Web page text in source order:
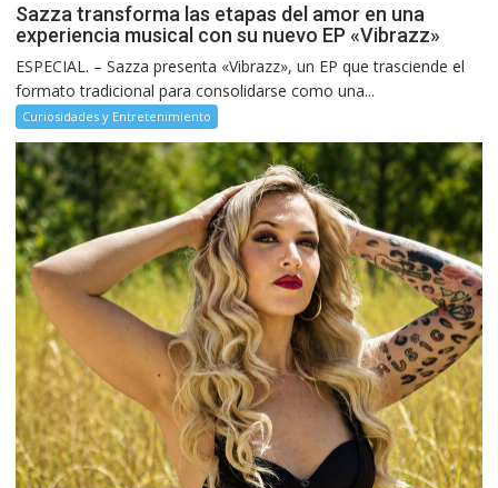
Sazza transforma las etapas del amor en una
experiencia musical con su nuevo EP «Vibrazz»
ESPECIAL. – Sazza presenta «Vibrazz», un EP que trasciende el
formato tradicional para consolidarse como una...
Curiosidades y Entretenimiento